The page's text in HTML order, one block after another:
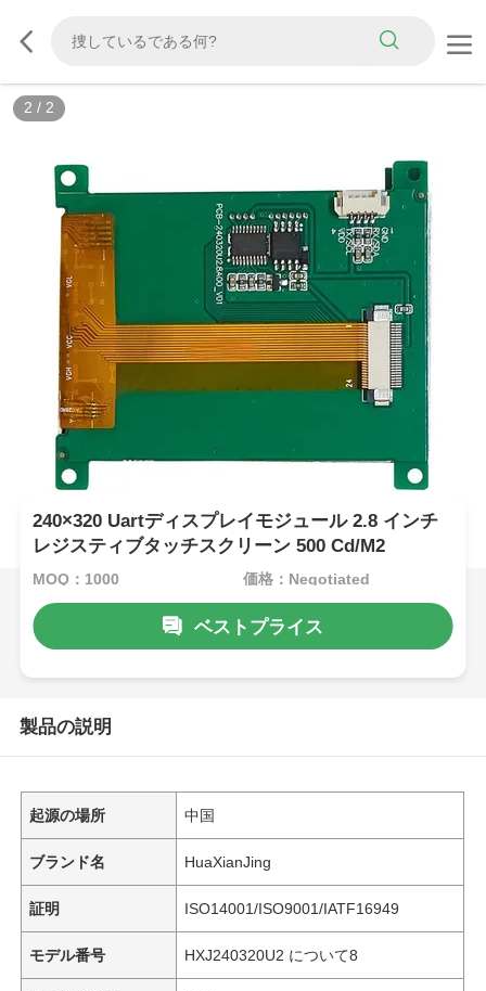
2 / 2
240×320 Uartディスプレイモジュール 2.8 インチ
レジスティブタッチスクリーン 500 Cd/M2
MOQ：1000 価格：Negotiated
ベストプライス
製品の説明
起源の場所 中国
ブランド名 HuaXianJing
証明 ISO14001/ISO9001/IATF16949
モデル番号 HXJ240320U2 について8